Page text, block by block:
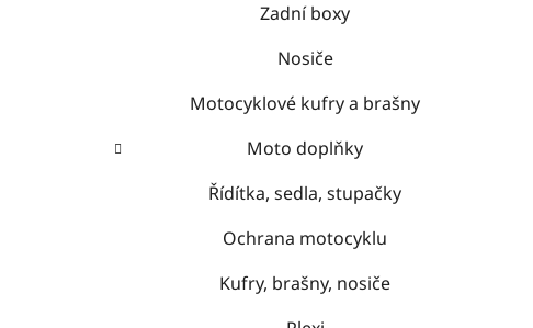
Zadní boxy
Nosiče
Motocyklové kufry a brašny
Moto doplňky
Řídítka, sedla, stupačky
Ochrana motocyklu
Kufry, brašny, nosiče